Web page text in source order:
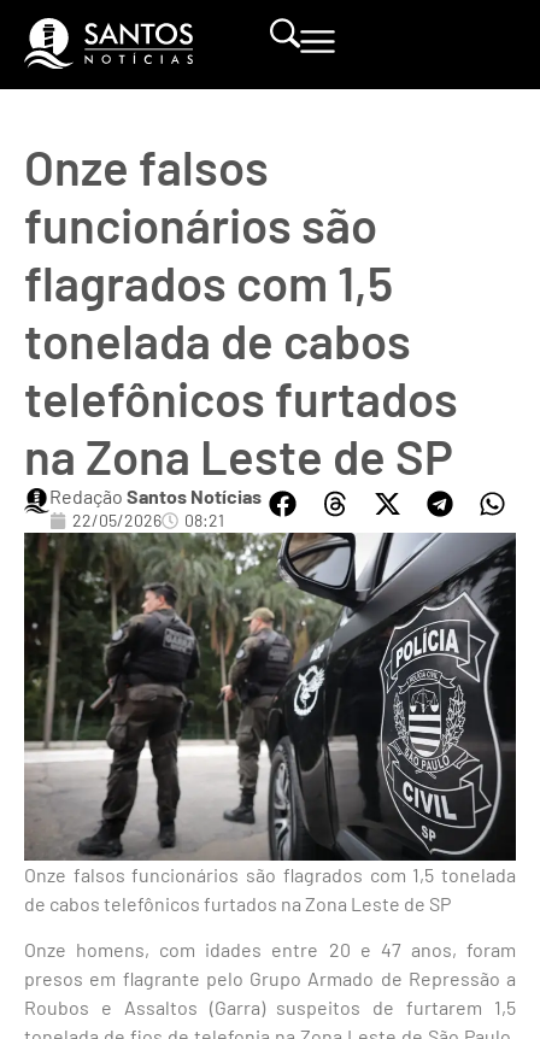
Onze falsos
funcionários são
flagrados com 1,5
tonelada de cabos
telefônicos furtados
na Zona Leste de SP
Redação Santos Notícias
22/05/2026 08:21
Onze falsos funcionários são flagrados com 1,5 tonelada
de cabos telefônicos furtados na Zona Leste de SP
Onze homens, com idades entre 20 e 47 anos, foram
presos em flagrante pelo Grupo Armado de Repressão a
Roubos e Assaltos (Garra) suspeitos de furtarem 1,5